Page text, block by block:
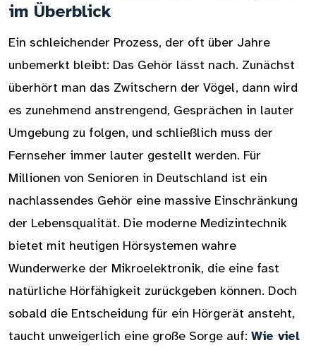
im Überblick
Ein schleichender Prozess, der oft über Jahre
unbemerkt bleibt: Das Gehör lässt nach. Zunächst
überhört man das Zwitschern der Vögel, dann wird
es zunehmend anstrengend, Gesprächen in lauter
Umgebung zu folgen, und schließlich muss der
Fernseher immer lauter gestellt werden. Für
Millionen von Senioren in Deutschland ist ein
nachlassendes Gehör eine massive Einschränkung
der Lebensqualität. Die moderne Medizintechnik
bietet mit heutigen Hörsystemen wahre
Wunderwerke der Mikroelektronik, die eine fast
natürliche Hörfähigkeit zurückgeben können. Doch
sobald die Entscheidung für ein Hörgerät ansteht,
taucht unweigerlich eine große Sorge auf: Wie viel